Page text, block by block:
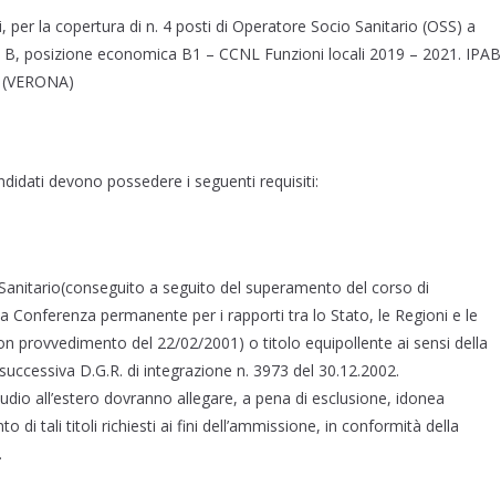
la copertura di n. 4 posti di Operatore Socio Sanitario (OSS) a
posizione economica B1 – CCNL Funzioni locali 2019 – 2021. IPAB
devono possedere i seguenti requisiti:
a seguito del superamento del corso di
Conferenza permanente per i rapporti tra lo Stato, le Regioni e le
provvedimento del 22/02/2001) o titolo equipollente ai sensi della
D.G.R. di integrazione n. 3973 del 30.12.2002.
all’estero dovranno allegare, a pena di esclusione, idonea
di tali titoli richiesti ai fini dell’ammissione, in conformità della